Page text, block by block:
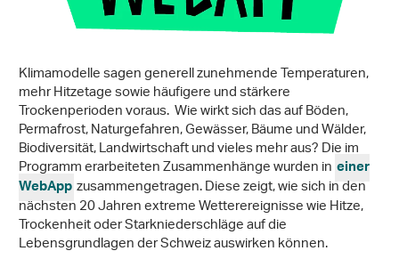
Klimamodelle sagen generell zunehmende Temperaturen,
mehr Hitzetage sowie häufigere und stärkere
Trockenperioden voraus. Wie wirkt sich das auf Böden,
Permafrost, Naturgefahren, Gewässer, Bäume und Wälder,
Biodiversität, Landwirtschaft und vieles mehr aus? Die im
Programm erarbeiteten Zusammenhänge wurden in einer
WebAppzusammengetragen. Diese zeigt, wie sich in den
nächsten 20 Jahren extreme Wetterereignisse wie Hitze,
Trockenheit oder Starkniederschläge auf die
Lebensgrundlagen der Schweiz auswirken können.